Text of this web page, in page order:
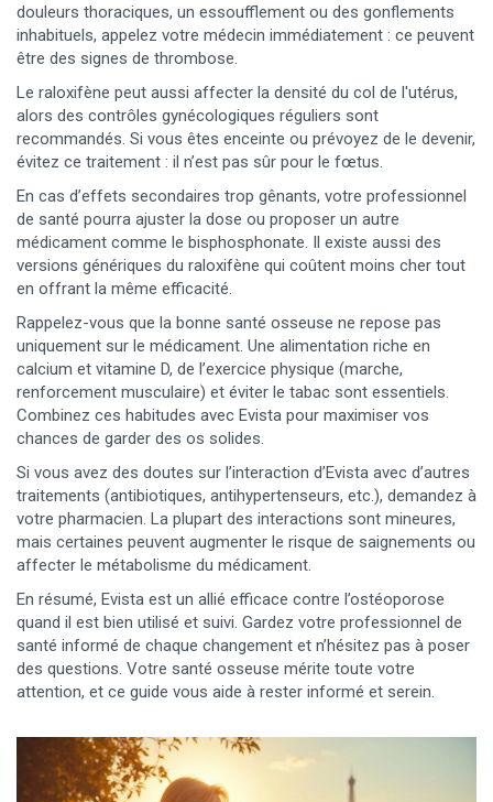
douleurs thoraciques, un essoufflement ou des gonflements
inhabituels, appelez votre médecin immédiatement : ce peuvent
être des signes de thrombose.
Le raloxifène peut aussi affecter la densité du col de l'utérus,
alors des contrôles gynécologiques réguliers sont
recommandés. Si vous êtes enceinte ou prévoyez de le devenir,
évitez ce traitement : il n’est pas sûr pour le fœtus.
En cas d’effets secondaires trop gênants, votre professionnel
de santé pourra ajuster la dose ou proposer un autre
médicament comme le bisphosphonate. Il existe aussi des
versions génériques du raloxifène qui coûtent moins cher tout
en offrant la même efficacité.
Rappelez-vous que la bonne santé osseuse ne repose pas
uniquement sur le médicament. Une alimentation riche en
calcium et vitamine D, de l’exercice physique (marche,
renforcement musculaire) et éviter le tabac sont essentiels.
Combinez ces habitudes avec Evista pour maximiser vos
chances de garder des os solides.
Si vous avez des doutes sur l’interaction d’Evista avec d’autres
traitements (antibiotiques, antihypertenseurs, etc.), demandez à
votre pharmacien. La plupart des interactions sont mineures,
mais certaines peuvent augmenter le risque de saignements ou
affecter le métabolisme du médicament.
En résumé, Evista est un allié efficace contre l’ostéoporose
quand il est bien utilisé et suivi. Gardez votre professionnel de
santé informé de chaque changement et n’hésitez pas à poser
des questions. Votre santé osseuse mérite toute votre
attention, et ce guide vous aide à rester informé et serein.